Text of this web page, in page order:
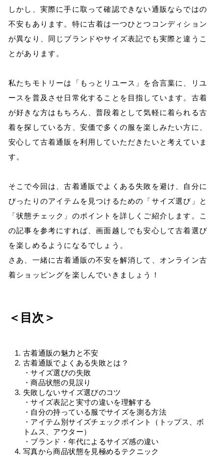
しかし、実際に手に取って確認できない通販ならではの
不安もあります。特に古着は一つひとつコンディション
が異なり、同じブランドやサイズ表記でも実際と違うこ
とがあります。
私たちモトリーは「もっとリユース」を合言葉に、リユ
ースを普及させ日常化することを目指しています。古着
が好きな方はもちろん、普段着として気軽に着られる古
着を探している方、安価で多くの服を楽しみたい方に、
安心して古着通販を利用していただきたいと考えていま
す。
そこで今回は、古着通販でよくある失敗を避け、自分に
ぴったりのアイテムを見つけるための「サイズ選び」と
「状態チェック」のポイントを詳しくご紹介します。こ
の記事を参考にすれば、画面越しでも安心して古着選び
を楽しめるようになるでしょう。
さあ、一緒に古着通販の不安を解消して、オンライン古
着ショッピングを楽しんでいきましょう！
＜目次＞
古着通販の魅力と不安
古着通販でよくある失敗とは？
・サイズ選びの失敗
・商品状態の見誤り
失敗しないサイズ選びのコツ
・サイズ表記と実寸の違いを理解する
・自分の持っている服でサイズを測る方法
・アイテム別サイズチェックポイント（トップス、ボ
トムス、アウター）
・ブランド・年代によるサイズ感の違い
写真から商品状態を見極めるテクニック